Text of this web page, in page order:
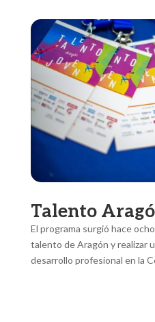
Talento
El programa surgió hace
talento de Aragón y realizar
desarrollo profesional en la